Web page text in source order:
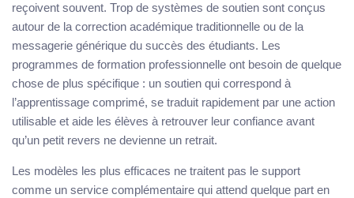
reçoivent souvent. Trop de systèmes de soutien sont conçus
autour de la correction académique traditionnelle ou de la
messagerie générique du succès des étudiants. Les
programmes de formation professionnelle ont besoin de quelque
chose de plus spécifique : un soutien qui correspond à
l’apprentissage comprimé, se traduit rapidement par une action
utilisable et aide les élèves à retrouver leur confiance avant
qu’un petit revers ne devienne un retrait.
Les modèles les plus efficaces ne traitent pas le support
comme un service complémentaire qui attend quelque part en